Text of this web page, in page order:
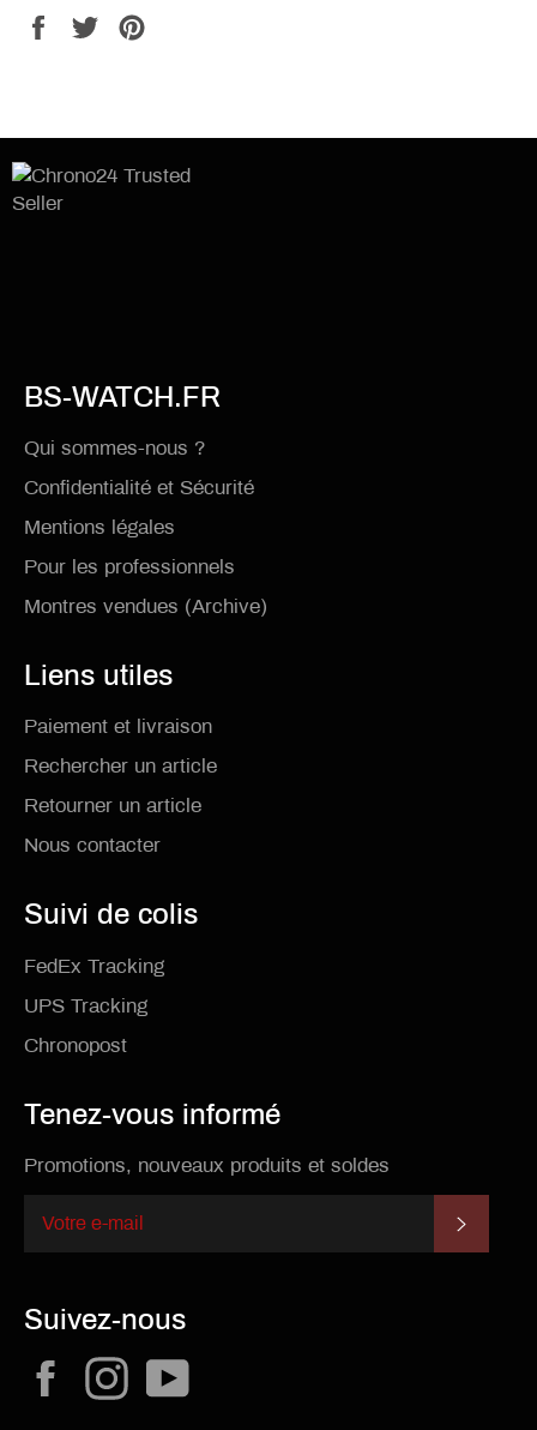
PartagerTweeter
BS-WATCH.FR
Qui sommes-nous ?
Confidentialité et Sécurité
Mentions légales
Pour les professionnels
Montres vendues (Archive)
Liens utiles
Paiement et livraison
Rechercher un article
Retourner un article
Nous contacter
Suivi de colis
FedEx Tracking
UPS Tracking
Chronopost
Tenez-vous informé
Promotions, nouveaux produits et soldes
Suivez-nous
FacebookInstagram